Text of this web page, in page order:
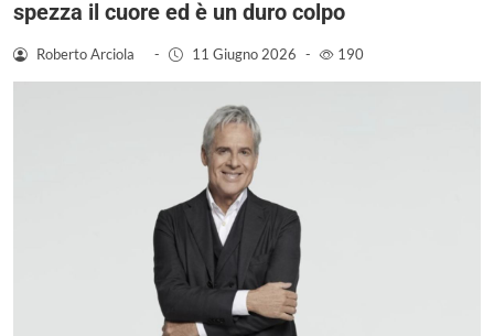
spezza il cuore ed è un duro colpo
Roberto Arciola - 11 Giugno 2026 - 190